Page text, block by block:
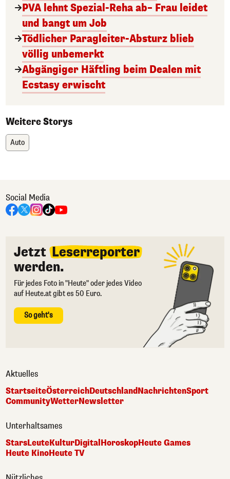
PVA lehnt Spezial-Reha ab– Frau leidet
und bangt um Job
Tödlicher Paragleiter-Absturz blieb
völlig unbemerkt
Abgängiger Häftling beim Dealen mit
Ecstasy erwischt
Weitere Storys
Auto
Social Media
Jetzt Leserreporter
werden.
Für jedes Foto in "Heute" oder jedes Video
auf Heute.at gibt es 50 Euro.
So geht's
Aktuelles
StartseiteÖsterreichDeutschlandNachrichtenSport
CommunityWetterNewsletter
Unterhaltsames
StarsLeuteKulturDigitalHoroskopHeute Games
Heute KinoHeute TV